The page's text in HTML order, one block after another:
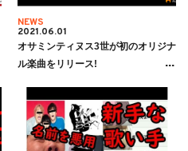
NEWS
2021.06.01
オサミンティヌス3世が初のオリジナ
ル楽曲をリリース!